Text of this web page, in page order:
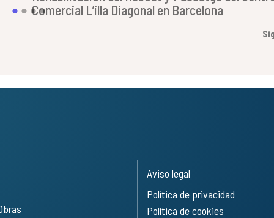
Comercial L’illa Diagonal en Barcelona
Aviso legal
Política de privacidad
Política de cookies